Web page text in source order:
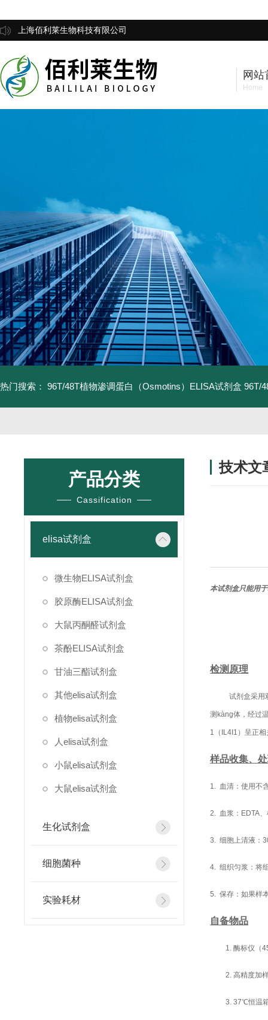
上海佰利莱生物科技有限公司
网站
Home
热门搜索： 96T/48T植物渗调蛋白（Osmotins）ELISA试剂盒 96T/
产品分类
Cassification
elisa试剂盒
微生物ELISA试剂盒
胶原酶ELISA试剂盒
大鼠丙酮醛试剂盒
茶酚ELISA试剂盒
甘油三酯试剂盒
其他elisa试剂盒
植物elisa试剂盒
人elisa试剂盒
小鼠elisa试剂盒
大鼠elisa试剂盒
生化试剂盒
细胞菌种
实验耗材
技术文
本试剂盒只能用
检测原理
试剂盒采用
测kàng体，经过
1（IL4I1）呈正
样品收集、
1. 血清：使用不
2. 血浆：EDTA
3. 细胞上清液：
4. 组织匀浆：将
5. 保存：如果样
自备物品
1. 酶标仪（
2. 高精度加
3. 37℃恒温